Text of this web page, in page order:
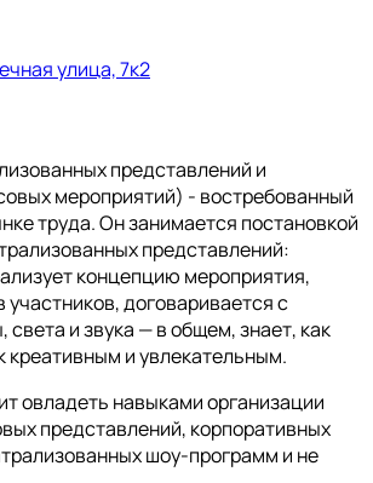
улица, 7к2
представлений и
мероприятий) - востребованный
труда. Он занимается постановкой
представлений:
концепцию мероприятия,
участников, договаривается с
и звука — в общем, знает, как
креативным и увлекательным.
овладеть навыками организации
представлений, корпоративных
шоу-программ и не